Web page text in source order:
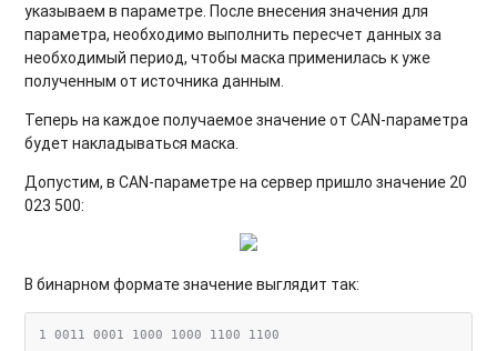
указываем в параметре. После внесения значения для
параметра, необходимо выполнить пересчет данных за
необходимый период, чтобы маска применилась к уже
полученным от источника данным.
Теперь на каждое получаемое значение от CAN-параметра
будет накладываться маска.
Допустим, в CAN-параметре на сервер пришло значение 20
023 500:
В бинарном формате значение выглядит так: